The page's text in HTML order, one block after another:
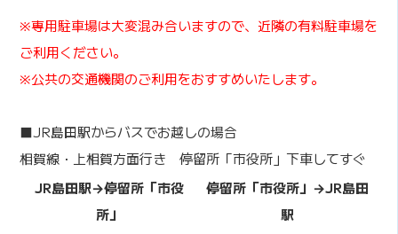
※専用駐車場は大変混み合いますので、近隣の有料駐車場を
ご利用ください。
※公共の交通機関のご利用をおすすめいたします。
■JR島田駅からバスでお越しの場合
相賀線・上相賀方面行き 停留所「市役所」下車してすぐ
JR島田駅→停留所「市役
所」
停留所「市役所」→JR島田
駅